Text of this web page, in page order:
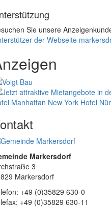
Sie unsere
der Webseite
Manhattan New York Hotel
Markersdorf
3
Markersdorf
+49 (0)35829 630-0
+49 (0)35829 630-11